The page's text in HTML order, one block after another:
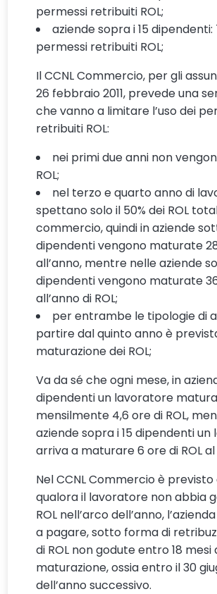
permessi retribuiti ROL;
aziende sopra i 15 dipendenti:
permessi retribuiti ROL;
Il CCNL Commercio, per gli
26 febbraio 2011, prevede una
che vanno a limitare l’uso dei
retribuiti ROL:
nei primi due anni non
ROL;
nel terzo e quarto anno di
spettano solo il 50% dei ROL
commercio, quindi in aziende
dipendenti vengono maturate
all’anno, mentre nelle aziende
dipendenti vengono maturate
all’anno di ROL;
per entrambe le tipologie di
partire dal quinto anno è
maturazione dei ROL;
Va da sé che ogni mese, in
dipendenti un lavoratore matura
mensilmente 4,6 ore di ROL,
aziende sopra i 15 dipendenti
arriva a maturare 6 ore di ROL
Nel CCNL Commercio è previsto
qualora il lavoratore non abbia
ROL nell’arco dell’anno,
a pagare, sotto forma di
di ROL non godute entro 18 mesi
maturazione, ossia entro il 30
dell’anno successivo.